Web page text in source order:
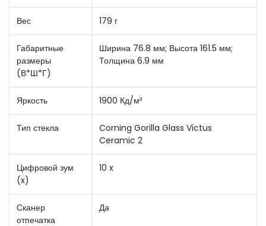
Вес 179 г
Габаритные
размеры
(В*Ш*Г)
Ширина 76.8 мм; Высота 161.5 мм;
Толщина 6.9 мм
Яркость 1900 Кд/м²
Тип стекла
Corning Gorilla Glass Victus
Ceramic 2
Цифровой зум
(x)
10 x
Сканер
отпечатка
Да